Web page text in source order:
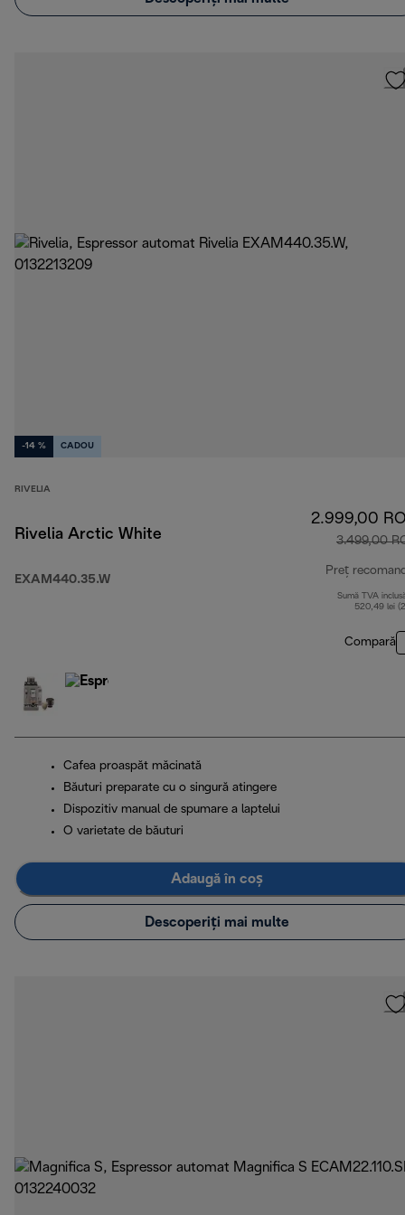
-14 % CADOU
RIVELIA
Rivelia Arctic White
EXAM440.35.W
2.999,00
3.499,00
Preț
Sumă TVA
520,49 lei
Compară
Cafea proaspăt măcinată
Băuturi preparate cu o singură atingere
Dispozitiv manual de spumare a laptelui
O varietate de băuturi
Adaugă în coș
Descoperiți mai multe